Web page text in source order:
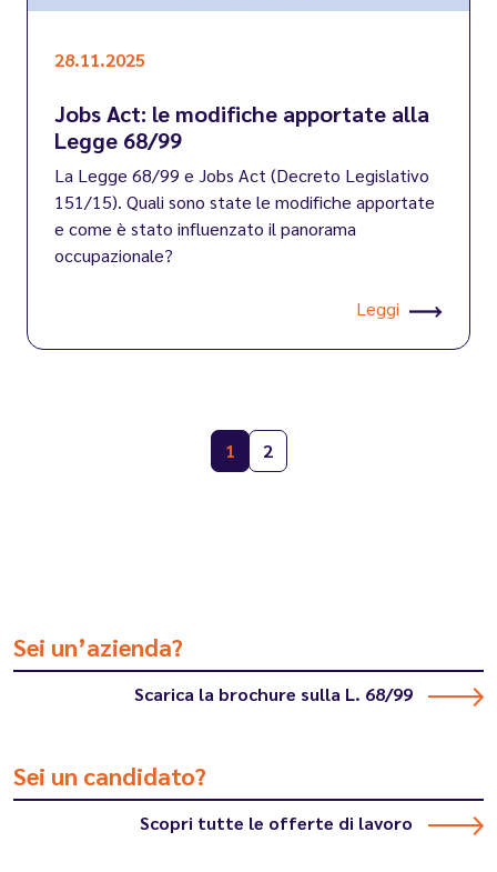
28.11.2025
Jobs Act: le modifiche apportate alla
Legge 68/99
La Legge 68/99 e Jobs Act (Decreto Legislativo
151/15). Quali sono state le modifiche apportate
e come è stato influenzato il panorama
occupazionale?
Leggi
1 2
Sei un’azienda?
Scarica la brochure sulla L. 68/99
Sei un candidato?
Scopri tutte le offerte di lavoro